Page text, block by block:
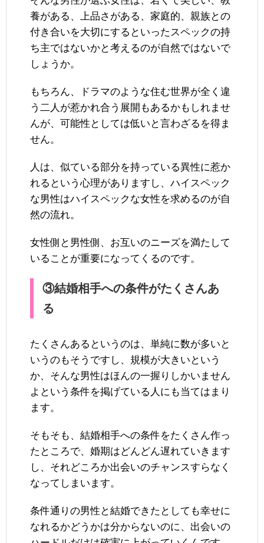
養がある、上品さがある、家庭的、親族との
付き合いを大切にするといったスペックの持
ち主ではないかと考えるのが自然ではないで
しょうか。
もちろん、ドラマのような住む世界が全く違
う二人が惹かれ合う展開もあるかもしれませ
んが、可能性としては低いと言わざるを得ま
せん。
人は、似ている部分を持っている異性に惹か
れるという心理がありますし、ハイスペック
な男性はハイスペックな女性を求めるのが自
然の流れ。
女性側と男性側、お互いのニーズを満たして
いることが重要になってくるのです。
③結婚相手への条件がたくさんあ
る
たくさんあるというのは、単純に数が多いと
いうのもそうですし、規模が大きいという
か、そんな男性はほんの一握りしかいません
よという条件を掲げている人にも当てはまり
ます。
そもそも、結婚相手への条件をたくさん作っ
たところで、婚期はどんどん遅れていきます
し、それどころか出会いのチャンスすらなく
なってしまいます。
条件通りの男性と結婚できたとしても幸せに
なれるかどうかは分からないのに、出会いの